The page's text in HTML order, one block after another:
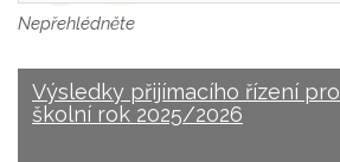
Nepřehlédněte
Výsledky přijímacího řízení pro
školní rok 2025/2026